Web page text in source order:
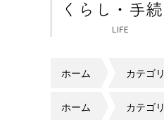
ホーム カテゴリ
ホーム カテゴリ